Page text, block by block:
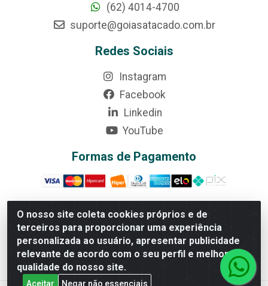
O nosso site coleta cookies próprios e de
terceiros para proporcionar uma experiência
personalizada ao usuário, apresentar publicidade
relevante de acordo com o seu perfil e melhorar a
qualidade do nosso site.
Aceitar Negar não essenciais
(62) 4014-4700
suporte@goiasatacado.com.br
Redes Sociais
Instagram
Facebook
Linkedin
YouTube
Formas de Pagamento
Rede Brasil - Avenida Universitária, nº 3860, Jardim das
Américas II Etapa - Anápolis/GO - CEP 75070-415 - CNPJ
07.728.073/0002-24